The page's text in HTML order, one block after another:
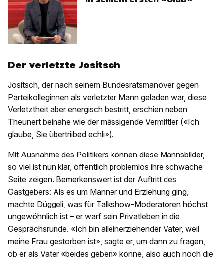
Der verletzte Jositsch
Jositsch, der nach seinem Bundesratsmanöver gegen
Parteikolleginnen als verletzter Mann geladen war, diese
Verletztheit aber energisch bestritt, erschien neben
Theunert beinahe wie der mässigende Vermittler («Ich
glaube, Sie übertriibed echli»).
Mit Ausnahme des Politikers können diese Mannsbilder,
so viel ist nun klar, öffentlich problemlos ihre schwache
Seite zeigen. Bemerkenswert ist der Auftritt des
Gastgebers: Als es um Männer und Erziehung ging,
machte Düggeli, was für Talkshow-Moderatoren höchst
ungewöhnlich ist – er warf sein Privatleben in die
Gesprächsrunde. «Ich bin alleinerziehender Vater, weil
meine Frau gestorben ist», sagte er, um dann zu fragen,
ob er als Vater «beides geben» könne, also auch noch die